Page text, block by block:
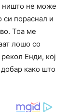
ништо не може
си пораснал и
Тоа ме
лошо со
Енди, кој
како што